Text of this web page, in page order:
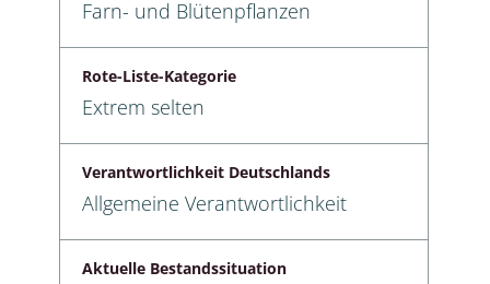
Farn- und Blütenpflanzen
Rote-Liste-Kategorie
Extrem selten
Verantwortlichkeit Deutschlands
Allgemeine Verantwortlichkeit
Aktuelle Bestandssituation